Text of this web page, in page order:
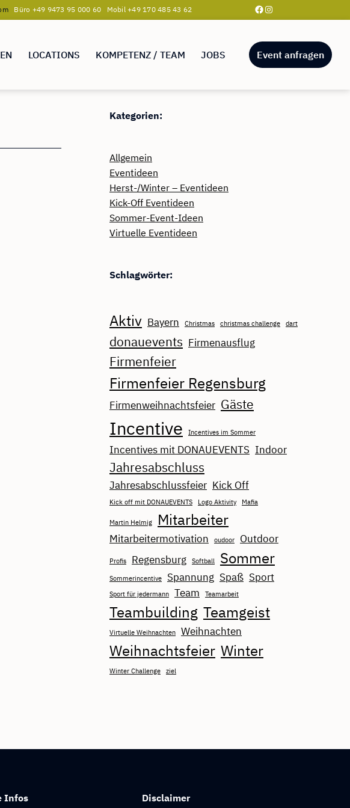
Büro +49 9473 95 000 60 Mobil +49 170 485 43 62 Facebook
Instagram
LOCATIONS KOMPETENZ / TEAM JOBS Event anfragen
Kategorien:
Allgemein
Eventideen
Herst-/Winter – Eventideen
Kick-Off Eventideen
Sommer-Event-Ideen
Virtuelle Eventideen
Schlagwörter:
Aktiv Bayern Christmas christmas challenge dart
donauevents Firmenausflug
Firmenfeier
Firmenfeier Regensburg
Firmenweihnachtsfeier Gäste
Incentive Incentives im Sommer
Incentives mit DONAUEVENTS Indoor
Jahresabschluss
Jahresabschlussfeier Kick Off
Kick off mit DONAUEVENTS Logo Aktivity Mafia
Martin Helmig Mitarbeiter
Mitarbeitermotivation oudoor Outdoor
Profis Regensburg Softball Sommer
Sommerincentive Spannung Spaß Sport
Sport für jedermann Team Teamarbeit
Teambuilding Teamgeist
Virtuelle Weihnachten Weihnachten
Weihnachtsfeier Winter
Winter Challenge ziel
Infos Disclaimer